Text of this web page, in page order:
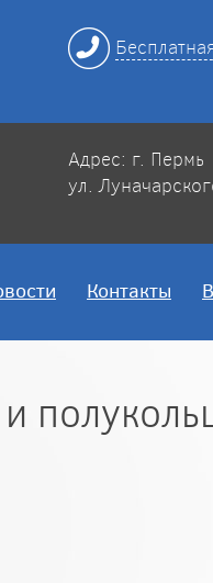
Адрес: г. Пермь
ул.
Контакты